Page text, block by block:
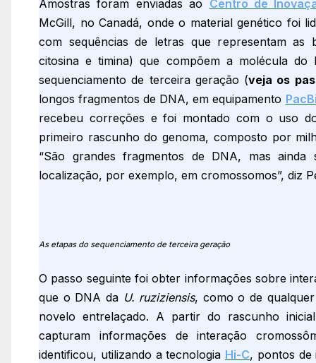
Amostras foram enviadas ao Centro de
McGill, no Canadá, onde o material genético foi
com sequências de letras que representam as
citosina e timina) que compõem a molécula
sequenciamento de terceira geração (veja os
longos fragmentos de DNA, em equipamento
recebeu correções e foi montado com o uso
primeiro rascunho do genoma, composto por
“São grandes fragmentos de DNA, mas
localização, por exemplo, em cromossomos”, diz
As etapas do sequenciamento de terceira geração
O passo seguinte foi obter informações sobre
que o DNA da U. ruziziensis, como o de
novelo entrelaçado. A partir do rascunho
capturam informações de interação
identificou, utilizando a tecnologia Hi-C, pontos